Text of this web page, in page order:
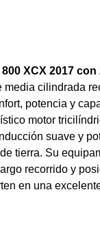
XCX 2017 con
media cilindrada
potencia y
motor
suave y
tierra. Su
recorrido y
en una